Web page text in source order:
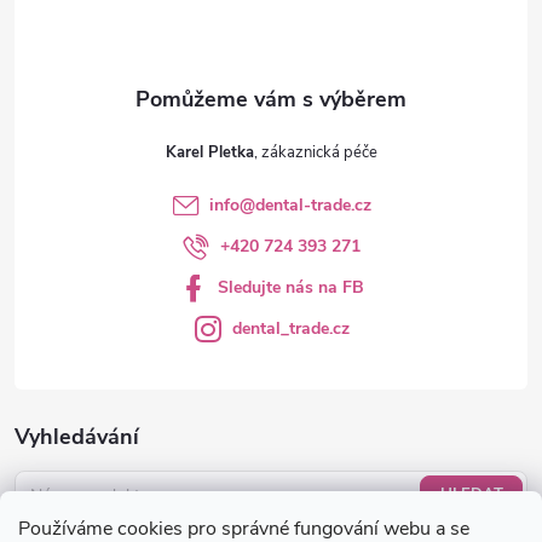
Používáme cookies pro správné fungování webu a se
Vyhledávání
HLEDAT
Karel Pletka
info@dental-trade.cz
+420 724 393 271
Sledujte nás na FB
dental_trade.cz